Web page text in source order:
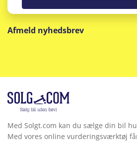
Afmeld nyhedsbrev
Med Solgt.com kan du sælge din bil
Med vores online vurderingsværktøj